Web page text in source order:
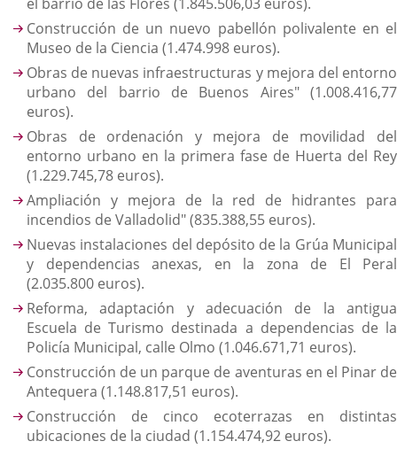
Construcción de un nuevo pabellón polivalente en el
Museo de la Ciencia (1.474.998 euros).
Obras de nuevas infraestructuras y mejora del entorno
urbano del barrio de Buenos Aires" (1.008.416,77
euros).
Obras de ordenación y mejora de movilidad del
entorno urbano en la primera fase de Huerta del Rey
(1.229.745,78 euros).
Ampliación y mejora de la red de hidrantes para
incendios de Valladolid" (835.388,55 euros).
Nuevas instalaciones del depósito de la Grúa Municipal
y dependencias anexas, en la zona de El Peral
(2.035.800 euros).
Reforma, adaptación y adecuación de la antigua
Escuela de Turismo destinada a dependencias de la
Policía Municipal, calle Olmo (1.046.671,71 euros).
Construcción de un parque de aventuras en el Pinar de
Antequera (1.148.817,51 euros).
Construcción de cinco ecoterrazas en distintas
ubicaciones de la ciudad (1.154.474,92 euros).